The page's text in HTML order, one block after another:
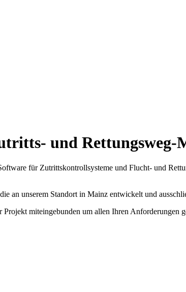
und Rettungsweg-
für Zutrittskontrollsysteme und Flucht- und
an unserem Standort in Mainz entwickelt und
miteingebunden um allen Ihren Anforderungen